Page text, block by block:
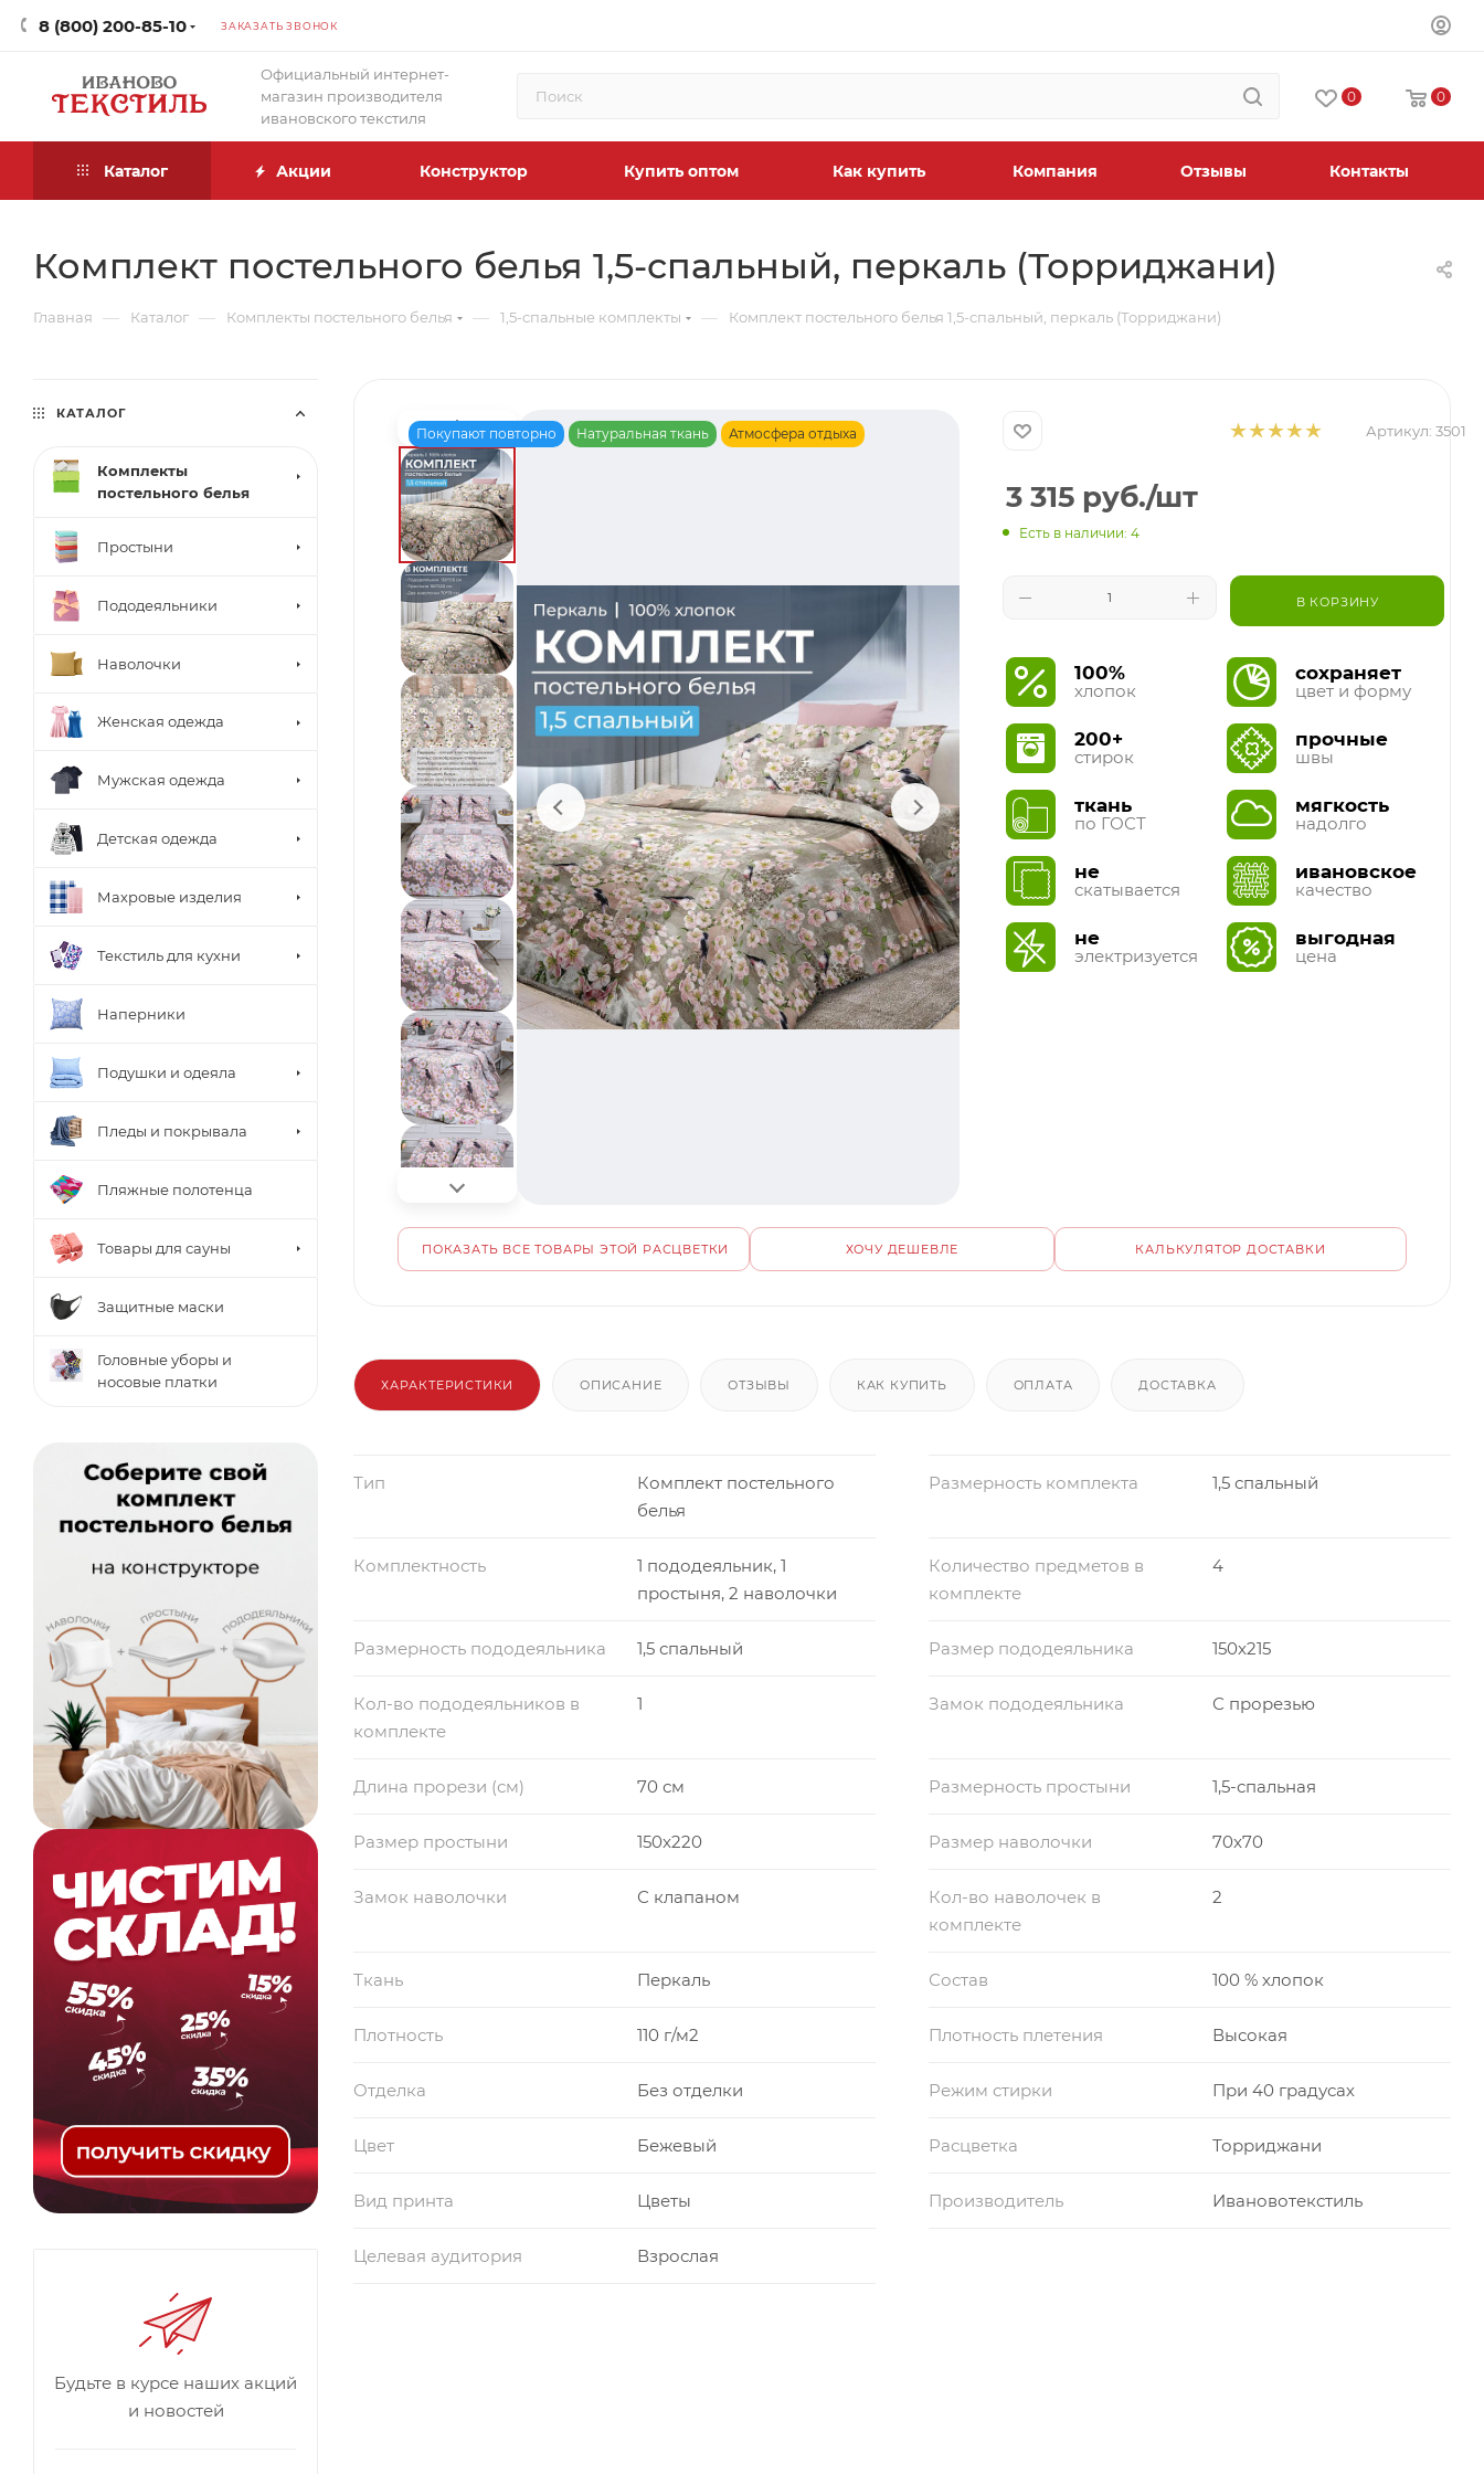
8 (800) 200-85-10 ЗАКАЗАТЬ ЗВОНОК
Официальный интернет-
магазин производителя
ивановского текстиля
0 0
Каталог Акции Конструктор Купить оптом Как купить Компания Отзывы Контакты
Комплект постельного белья 1,5-спальный, перкаль (Торриджани)
Главная — Каталог — Комплекты постельного белья — 1,5-спальные комплекты — Комплект постельного белья 1,5-спальный, перкаль (Торриджани)
Покупают повторно Натуральная ткань Атмосфера отдыха Артикул: 3501
3 315 руб./шт
Есть в наличии: 4
В КОРЗИНУ
100%
хлопок
200+
стирок
ткань
по ГОСТ
не
скатывается
не
электризуется
сохраняет
цвет и форму
прочные
швы
мягкость
надолго
ивановское
качество
выгодная
цена
ПОКАЗАТЬ ВСЕ ТОВАРЫ ЭТОЙ РАСЦВЕТКИ ХОЧУ ДЕШЕВЛЕ КАЛЬКУЛЯТОР ДОСТАВКИ
ХАРАКТЕРИСТИКИ ОПИСАНИЕ ОТЗЫВЫ КАК КУПИТЬ ОПЛАТА ДОСТАВКА
Тип
Комплект постельного
белья
Размерность комплекта 1,5 спальный
Комплектность
1 пододеяльник, 1
простыня, 2 наволочки
Количество предметов в
комплекте
4
Размерность пододеяльника 1,5 спальный Размер пододеяльника 150x215
Кол-во пододеяльников в
комплекте
1 Замок пододеяльника С прорезью
Длина прорези (см) 70 см Размерность простыни 1,5-спальная
Размер простыни 150x220 Размер наволочки 70x70
Замок наволочки С клапаном
Кол-во наволочек в
комплекте
2
Ткань Перкаль Состав 100 % хлопок
Плотность 110 г/м2 Плотность плетения Высокая
Отделка Без отделки Режим стирки При 40 градусах
Цвет Бежевый Расцветка Торриджани
Вид принта Цветы Производитель Ивановотекстиль
Целевая аудитория Взрослая
КАТАЛОГ
Комплекты
постельного белья
Простыни
Пододеяльники
Наволочки
Женская одежда
Мужская одежда
Детская одежда
Махровые изделия
Текстиль для кухни
Наперники
Подушки и одеяла
Пледы и покрывала
Пляжные полотенца
Товары для сауны
Защитные маски
Головные уборы и
носовые платки
Будьте в курсе наших акций
и новостей